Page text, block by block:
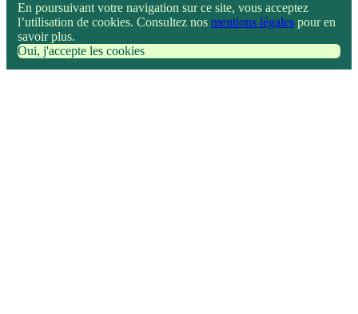
En poursuivant votre navigation sur ce site, vous acceptez
l’utilisation de cookies. Consultez nos mentions légales pour en
savoir plus.
Oui, j'accepte les cookies